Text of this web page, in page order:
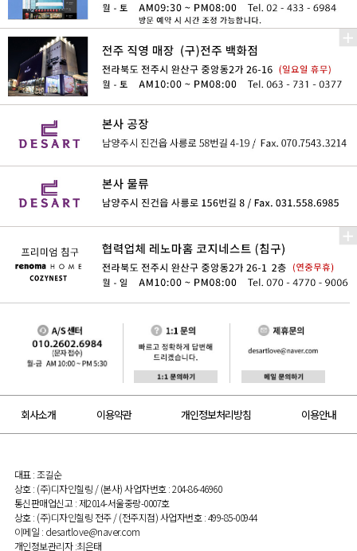
회사소개 이용약관 개인정보처리방침 이용안내
대표 : 조길순
상호 : (주)디자인힐링 / (본사) 사업자번호 : 204-86-46960
통신판매업신고 : 제2014-서울중랑-0007호
상호 : (주)디자인힐링 전주 / (전주지점) 사업자번호 : 499-85-00944
이메일 : desartlove@naver.com
개인정보관리자 :최은태